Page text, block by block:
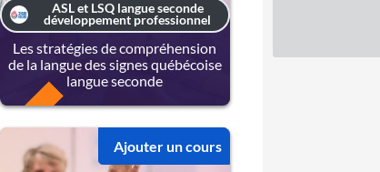
ASL et LSQ langue seconde
développement professionnel
Les stratégies de compréhension
de la langue des signes québécoise
langue seconde
FREE
Ajouter un cours